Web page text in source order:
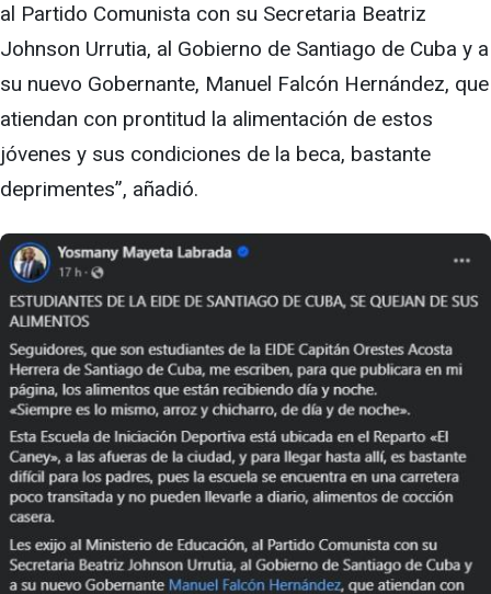
al Partido Comunista con su Secretaria Beatriz
Johnson Urrutia, al Gobierno de Santiago de Cuba y a
su nuevo Gobernante, Manuel Falcón Hernández, que
atiendan con prontitud la alimentación de estos
jóvenes y sus condiciones de la beca, bastante
deprimentes”, añadió.